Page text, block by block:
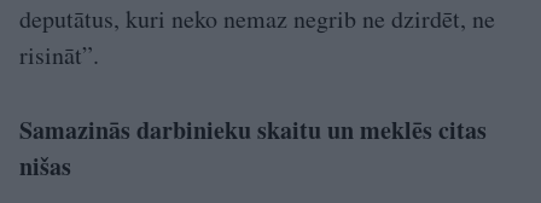
deputātus, kuri neko nemaz negrib ne dzirdēt, ne
risināt”.
Samazinās darbinieku skaitu un meklēs citas
nišas